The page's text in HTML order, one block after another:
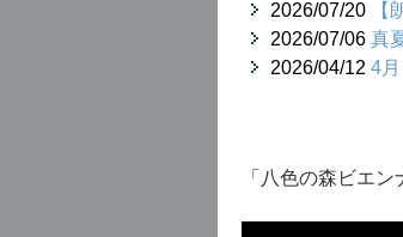
2026/07/20
【
2026/07/06 真
2026/04/12 4
「八色の森ビエ